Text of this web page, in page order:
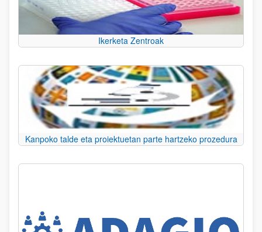
Ikerketa Zentroak
Kanpoko talde eta proiektuetan parte hartzeko prozedura